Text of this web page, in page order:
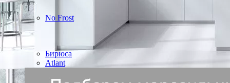
No Frost
Бирюса
Atlant